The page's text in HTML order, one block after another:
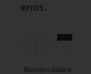
erros.
Nomenclatura